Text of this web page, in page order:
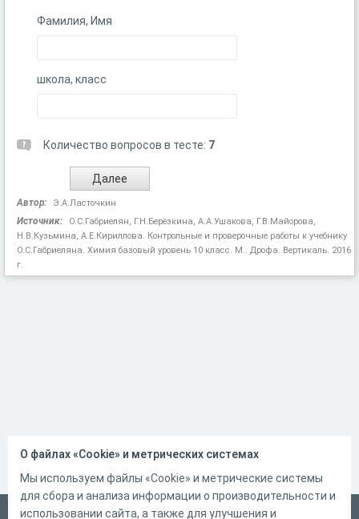
Фамилия, Имя
школа, класс
Количество вопросов в тесте: 7
Автор: Э.А.Ласточкин
Источник:
О.С.Габриелян, Г.Н.Берёзкина, А.А.Ушакова, Г.В.Майорова,
Н.В.Кузьмина, А.Е.Кириллова. Контрольные и проверочные работы к учебнику
О.С.Габриеляна. Химия базовый уровень 10 класс. М.: Дрофа. Вертикаль. 2016
г.
О файлах «Cookie» и метрических системах
Мы используем файлы «Cookie» и метрические системы
для сбора и анализа информации о производительности и
использовании сайта, а также для улучшения и